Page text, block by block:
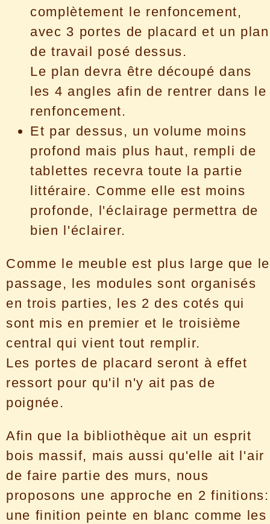
complètement le renfoncement,
avec 3 portes de placard et un plan
de travail posé dessus.
Le plan devra être découpé dans
les 4 angles afin de rentrer dans le
renfoncement.
Et par dessus, un volume moins
profond mais plus haut, rempli de
tablettes recevra toute la partie
littéraire. Comme elle est moins
profonde, l'éclairage permettra de
bien l'éclairer.
Comme le meuble est plus large que le
passage, les modules sont organisés
en trois parties, les 2 des cotés qui
sont mis en premier et le troisième
central qui vient tout remplir.
Les portes de placard seront à effet
ressort pour qu'il n'y ait pas de
poignée.
Afin que la bibliothèque ait un esprit
bois massif, mais aussi qu'elle ait l'air
de faire partie des murs, nous
proposons une approche en 2 finitions:
une finition peinte en blanc comme les